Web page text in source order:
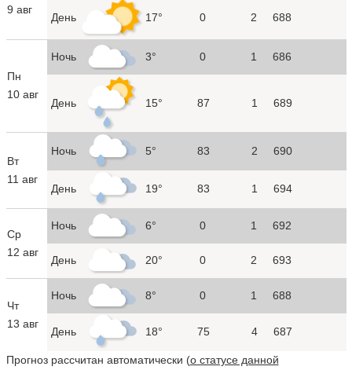
9 авг
День 17° 0 2 688
Пн
10 авг
Ночь 3° 0 1 686
День 15° 87 1 689
Вт
11 авг
Ночь 5° 83 2 690
День 19° 83 1 694
Ср
12 авг
Ночь 6° 0 1 692
День 20° 0 2 693
Чт
13 авг
Ночь 8° 0 1 688
День 18° 75 4 687
Прогноз рассчитан автоматически (о статусе данной